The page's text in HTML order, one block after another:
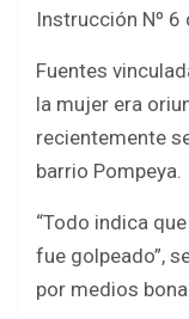
Instrucción Nº 6
Fuentes
la mujer era
recientemente
barrio Pompeya.
“Todo indica
fue golpeado”,
por medios